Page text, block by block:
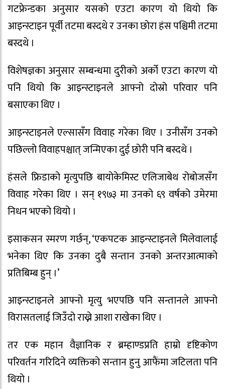
गटफ्रेन्डका अनुसार यसको एउटा कारण यो थियो कि
आइन्स्टाइन पूर्वी तटमा बस्दथे र उनका छोरा हंस पश्चिमी तटमा
बस्दथे ।
विशेषज्ञका अनुसार सम्बन्धमा दुरीको अर्को एउटा कारण यो
पनि थियो कि आइन्स्टाइनले आफ्नो दोस्रो परिवार पनि
बसाएका थिए ।
आइन्स्टाइनले एल्सासँग विवाह गरेका थिए । उनीसँग उनको
पछिल्लो विवाहपश्चात् जन्मिएका दुई छोरी पनि बस्दथे ।
हंसले फ्रिडाको मृत्युपछि बायोकेमिस्ट एलिजाबेथ रोबोजसँग
विवाह गरेका थिए । सन् १९७३ मा उनको ६९ वर्षको उमेरमा
निधन भएको थियो ।
इसाकसन स्मरण गर्छन्, ‘एकपटक आइन्स्टाइनले मिलेवालाई
भनेका थिए कि उनका दुबै सन्तान उनको अन्तरआत्माको
प्रतिबिम्ब हुन् ।’
आइन्स्टाइनले आफ्नो मृत्यु भएपछि पनि सन्तानले आफ्नो
विरासतलाई जिउँदो राख्ने आशा राखेका थिए ।
तर एक महान वैज्ञानिक र ब्रम्हाण्डप्रति हाम्रो दृष्टिकोण
परिवर्तन गरिदिने व्यक्तिको सन्तान हुनु आफैंमा जटिलता पनि
थियो ।